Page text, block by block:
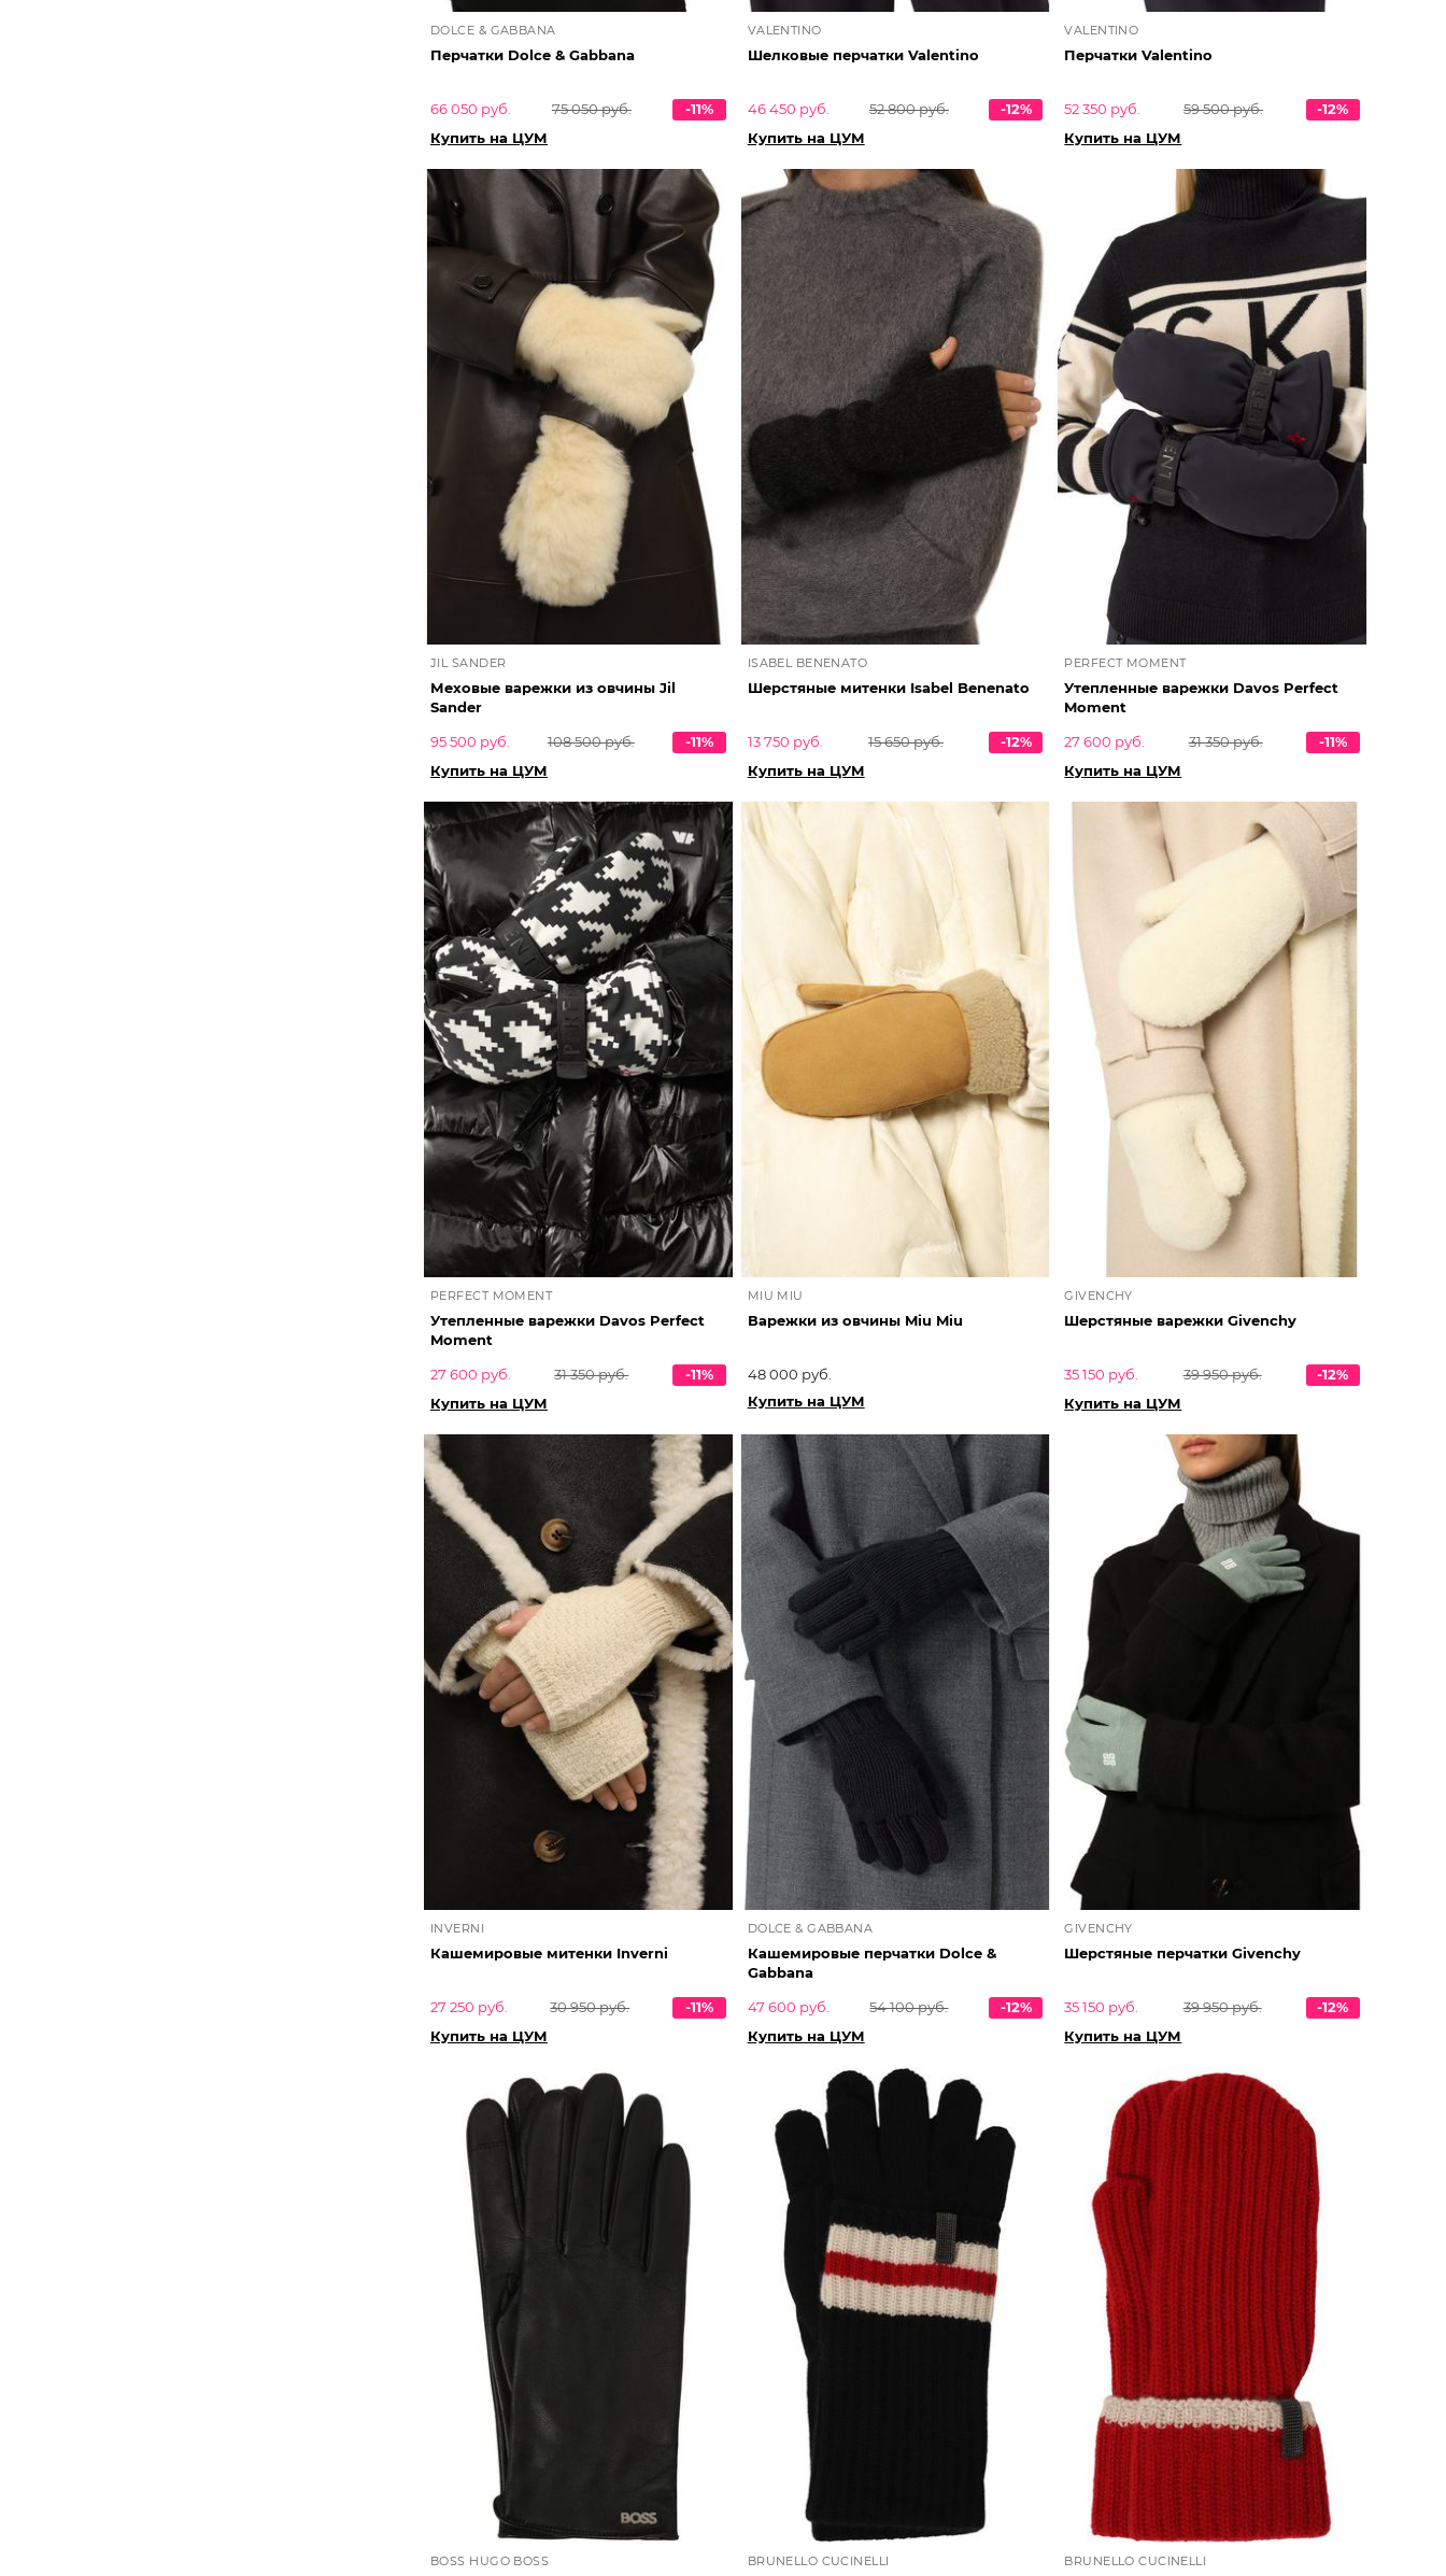
DOLCE & GABBANA
Перчатки Dolce & Gabbana
66 050 руб. 75 050 руб.
-11%
Купить на ЦУМ
VALENTINO
Шелковые перчатки Valentino
46 450 руб. 52 800 руб.
-12%
Купить на ЦУМ
VALENTINO
Перчатки Valentino
52 350 руб. 59 500 руб.
-12%
Купить на ЦУМ
JIL SANDER
Меховые варежки из овчины Jil
Sander
95 500 руб.
108 500 руб.
-11%
Купить на ЦУМ
ISABEL BENENATO
Шерстяные митенки Isabel Benenato
13 750 руб. 15 650 руб.
-12%
Купить на ЦУМ
PERFECT MOMENT
Утепленные варежки Davos Perfect
Moment
27 600 руб.
31 350 руб.
-11%
Купить на ЦУМ
PERFECT MOMENT
Утепленные варежки Davos Perfect
Moment
27 600 руб.
31 350 руб.
-11%
Купить на ЦУМ
MIU MIU
Варежки из овчины Miu Miu
48 000 руб.
Купить на ЦУМ
GIVENCHY
Шерстяные варежки Givenchy
35 150 руб. 39 950 руб.
-12%
Купить на ЦУМ
INVERNI
Кашемировые митенки Inverni
27 250 руб. 30 950 руб.
-11%
Купить на ЦУМ
DOLCE & GABBANA
Кашемировые перчатки Dolce &
Gabbana
47 600 руб.
54 100 руб.
-12%
Купить на ЦУМ
GIVENCHY
Шерстяные перчатки Givenchy
35 150 руб. 39 950 руб.
-12%
Купить на ЦУМ
BOSS HUGO BOSS BRUNELLO CUCINELLI BRUNELLO CUCINELLI